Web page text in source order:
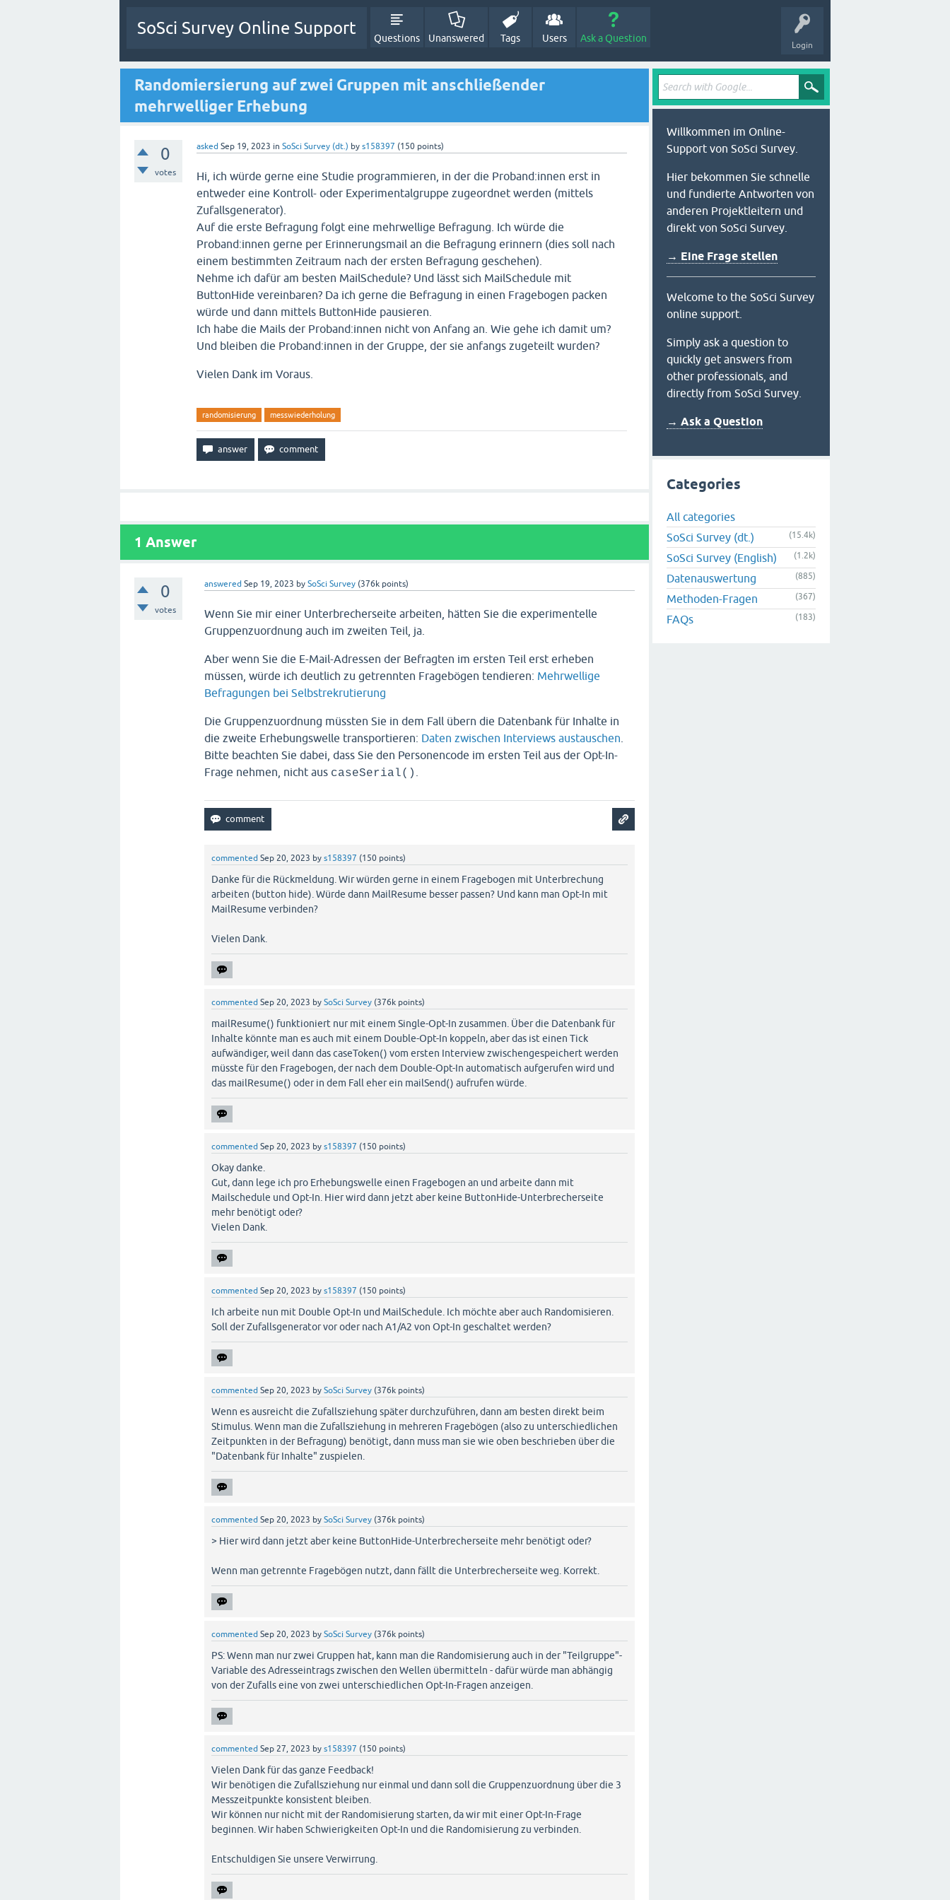
Login
SoSci Survey Online Support
Questions Unanswered Tags Users Ask a Question
Randomiersierung auf zwei Gruppen mit anschließender
mehrwelliger Erhebung
0
votes
asked Sep 19, 2023 in SoSci Survey (dt.) by s158397 (150 points)
Hi, ich würde gerne eine Studie programmieren, in der die Proband:innen erst in
entweder eine Kontroll- oder Experimentalgruppe zugeordnet werden (mittels
Zufallsgenerator).
Auf die erste Befragung folgt eine mehrwellige Befragung. Ich würde die
Proband:innen gerne per Erinnerungsmail an die Befragung erinnern (dies soll nach
einem bestimmten Zeitraum nach der ersten Befragung geschehen).
Nehme ich dafür am besten MailSchedule? Und lässt sich MailSchedule mit
ButtonHide vereinbaren? Da ich gerne die Befragung in einen Fragebogen packen
würde und dann mittels ButtonHide pausieren.
Ich habe die Mails der Proband:innen nicht von Anfang an. Wie gehe ich damit um?
Und bleiben die Proband:innen in der Gruppe, der sie anfangs zugeteilt wurden?
Vielen Dank im Voraus.
randomisierung messwiederholung
1 Answer
0
votes
answered Sep 19, 2023 bySoSci Survey (376k points)
Wenn Sie mir einer Unterbrecherseite arbeiten, hätten Sie die experimentelle
Gruppenzuordnung auch im zweiten Teil, ja.
Aber wenn Sie die E-Mail-Adressen der Befragten im ersten Teil erst erheben
müssen, würde ich deutlich zu getrennten Fragebögen tendieren: Mehrwellige
Befragungen bei Selbstrekrutierung
Die Gruppenzuordnung müssten Sie in dem Fall übern die Datenbank für Inhalte in
die zweite Erhebungswelle transportieren: Daten zwischen Interviews austauschen
Bitte beachten Sie dabei, dass Sie den Personencode im ersten Teil aus der Opt-In-
Frage nehmen, nicht aus caseSerial()
commented Sep 20, 2023 bys158397 (150 points)
Danke für die Rückmeldung. Wir würden gerne in einem Fragebogen mit Unterbrechung
arbeiten (button hide). Würde dann MailResume besser passen? Und kann man Opt-In mit
MailResume verbinden?
Vielen Dank.
commented Sep 20, 2023 bySoSci Survey (376k points)
mailResume() funktioniert nur mit einem Single-Opt-In zusammen. Über die Datenbank für
Inhalte könnte man es auch mit einem Double-Opt-In koppeln, aber das ist einen Tick
aufwändiger, weil dann das caseToken() vom ersten Interview zwischengespeichert werden
müsste für den Fragebogen, der nach dem Double-Opt-In automatisch aufgerufen wird und
das mailResume() oder in dem Fall eher ein mailSend() aufrufen würde.
commented Sep 20, 2023 bys158397 (150 points)
Okay danke.
Gut, dann lege ich pro Erhebungswelle einen Fragebogen an und arbeite dann mit
Mailschedule und Opt-In. Hier wird dann jetzt aber keine ButtonHide-Unterbrecherseite
mehr benötigt oder?
Vielen Dank.
commented Sep 20, 2023 bys158397 (150 points)
Ich arbeite nun mit Double Opt-In und MailSchedule. Ich möchte aber auch Randomisieren.
Soll der Zufallsgenerator vor oder nach A1/A2 von Opt-In geschaltet werden?
commented Sep 20, 2023 bySoSci Survey (376k points)
Wenn es ausreicht die Zufallsziehung später durchzuführen, dann am besten direkt beim
Stimulus. Wenn man die Zufallsziehung in mehreren Fragebögen (also zu unterschiedlichen
Zeitpunkten in der Befragung) benötigt, dann muss man sie wie oben beschrieben über die
"Datenbank für Inhalte" zuspielen.
commented Sep 20, 2023 bySoSci Survey (376k points)
> Hier wird dann jetzt aber keine ButtonHide-Unterbrecherseite mehr benötigt oder?
Wenn man getrennte Fragebögen nutzt, dann fällt die Unterbrecherseite weg. Korrekt.
commented Sep 20, 2023 bySoSci Survey (376k points)
PS: Wenn man nur zwei Gruppen hat, kann man die Randomisierung auch in der "Teilgruppe"-
Variable des Adresseintrags zwischen den Wellen übermitteln - dafür würde man abhängig
von der Zufalls eine von zwei unterschiedlichen Opt-In-Fragen anzeigen.
commented Sep 27, 2023 bys158397 (150 points)
Vielen Dank für das ganze Feedback!
Wir benötigen die Zufallsziehung nur einmal und dann soll die Gruppenzuordnung über die 3
Messzeitpunkte konsistent bleiben.
Wir können nur nicht mit der Randomisierung starten, da wir mit einer Opt-In-Frage
beginnen. Wir haben Schwierigkeiten Opt-In und die Randomisierung zu verbinden.
Entschuldigen Sie unsere Verwirrung.
Willkommen im Online-
Support von SoSci Survey.
Hier bekommen Sie schnelle
und fundierte Antworten von
anderen Projektleitern und
direkt von SoSci Survey.
→ Eine Frage stellen
Welcome to the SoSci Survey
online support.
Simply ask a question to
quickly get answers from
other professionals, and
directly from SoSci Survey.
→ Ask a Question
Categories
All categories
SoSci Survey (dt.)
(15.4k)
SoSci Survey (English) (1.2k)
Datenauswertung (885)
Methoden-Fragen (367)
FAQs (183)